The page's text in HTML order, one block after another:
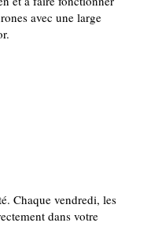
avec une large
Chaque vendredi, les
dans votre